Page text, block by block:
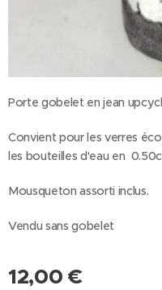
Porte gobelet en jean
Convient pour les verres
les bouteilles d'eau en
Mousqueton assorti inclus.
Vendu sans gobelet
12,00 €